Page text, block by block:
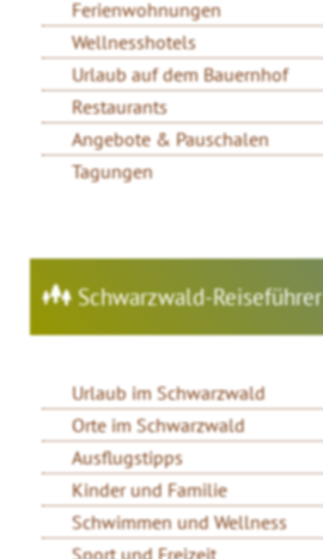
Ferienwohnungen
Wellnesshotels
Urlaub auf dem Bauernhof
Restaurants
Angebote & Pauschalen
Tagungen
Schwarzwald-Reiseführer
Urlaub im Schwarzwald
Orte im Schwarzwald
Ausflugstipps
Kinder und Familie
Schwimmen und Wellness
Sport und Freizeit